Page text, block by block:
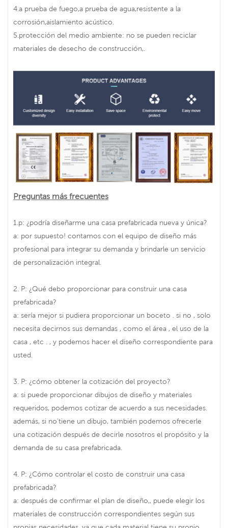
4.a prueba de fuego,a prueba de agua,resistente a la
corrosión,aislamiento acústico.
5.protección del medio ambiente: no se pueden reciclar
materiales de desecho de construcción,.
Preguntas más frecuentes
1.p: ¿podría diseñarme una casa prefabricada nueva y única?
a: por supuesto! contamos con el equipo de diseño más
profesional para integrar su demanda y brindarle un servicio
de personalización integral.
2. P: ¿Qué debo proporcionar para construir una casa
prefabricada?
a: sería mejor si pudiera proporcionar un boceto . si no , solo
necesita decirnos sus demandas , como el área , el uso de la
casa , etc . , y podemos hacer el diseño correspondiente para
usted.
3. P: ¿cómo obtener la cotización del proyecto?
a: si puede proporcionar dibujos de diseño y materiales
requeridos, podemos cotizar de acuerdo a sus necesidades.
además, si no'tiene un dibujo, también podemos ofrecerle
una cotización después de decirle nosotros el propósito y la
demanda de su casa prefabricada.
4. P: ¿Cómo controlar el costo de construir una casa
prefabricada?
a: después de confirmar el plan de diseño,, puede elegir los
materiales de construcción correspondientes según sus